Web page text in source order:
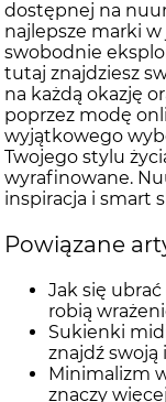
dostępnej na
najlepsze marki
swobodnie
tutaj znajdziesz
na każdą okazję
poprzez modę
wyjątkowego
Twojego stylu
wyrafinowane.
inspiracja i smart
Powiązane
Jak się
robią
Sukienki
znajdź
Minimalizm
znaczy